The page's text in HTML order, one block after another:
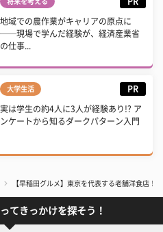
将来を考える
地域での農作業がキャリアの原点に
──現場で学んだ経験が、経済産業省
の仕事...
大学生活 PR
実は学生の約4人に3人が経験あり!? ア
ンケートから知るダークパターン入門
【早稲田グルメ】東京を代表する老舗洋食店！
てきっかけを探そう！